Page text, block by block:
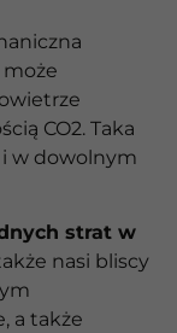
może
CO2. Taka
i w dowolnym
strat w
nasi bliscy
a także